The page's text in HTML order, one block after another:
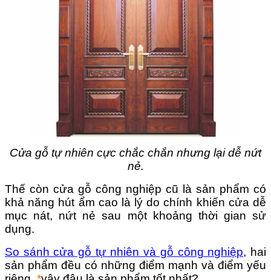
Cửa gỗ tự nhiên cực chắc chắn nhưng lại dễ nứt
nẻ.
Thế còn cửa gỗ công nghiệp cũ là sản phẩm có
khả năng hút ẩm cao là lý do chính khiến cửa dễ
mục nát, nứt nẻ sau một khoảng thời gian sử
dụng.
So sánh cửa gỗ tự nhiên và gỗ công nghiệp, hai
sản phẩm đều có những điểm mạnh và điểm yếu